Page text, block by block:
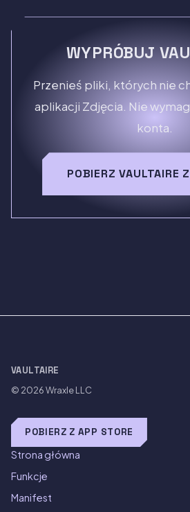
WYPRÓBUJ
Przenieś pliki, których nie
aplikacji Zdjęcia. Nie
konta.
POBIERZ VAULTAIRE
VAULTAIRE
© 2026Wraxle LLC
POBIERZ Z APP STORE
Strona główna
Funkcje
Manifest